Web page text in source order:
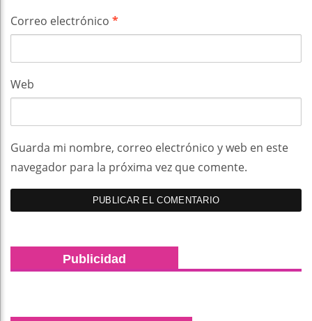
Correo electrónico *
Web
Guarda mi nombre, correo electrónico y web en este
navegador para la próxima vez que comente.
Publicidad